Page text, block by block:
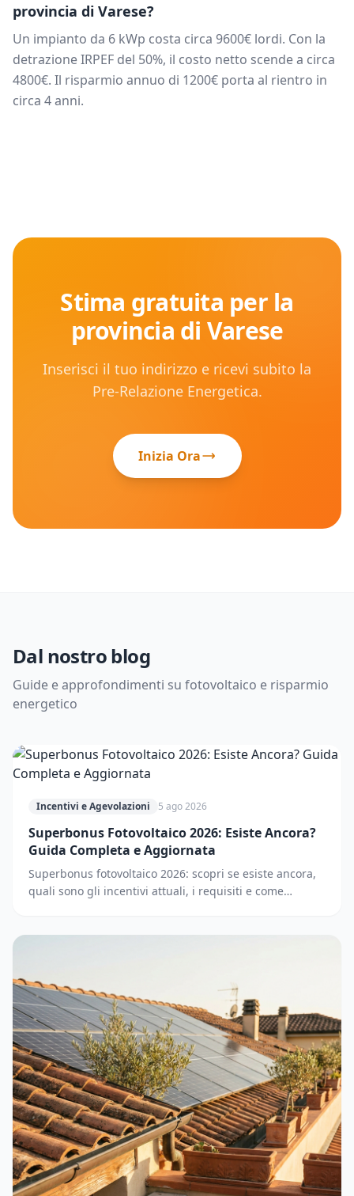
provincia di Varese?
Un impianto da 6 kWp costa circa 9600€ lordi. Con la
detrazione IRPEF del 50%, il costo netto scende a circa
4800€. Il risparmio annuo di 1200€ porta al rientro in
circa 4anni.
Stima gratuita per la
provincia di Varese
Inserisci il tuo indirizzo e ricevi subito la
Pre-Relazione Energetica.
Inizia Ora
Dal nostro blog
Guide e approfondimenti su fotovoltaico e risparmio
energetico
Incentivi e Agevolazioni 5 ago 2026
Superbonus Fotovoltaico 2026: Esiste Ancora?
Guida Completa e Aggiornata
Superbonus fotovoltaico 2026: scopri se esiste ancora,
quali sono gli incentivi attuali, i requisiti e come